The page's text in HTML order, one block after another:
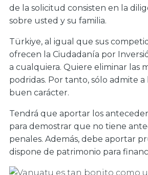
de la solicitud consisten en la
sobre usted y su familia.
Türkiye, al igual que sus
ofrecen la Ciudadanía por
a cualquiera. Quiere eliminar las
podridas. Por tanto, sólo admite
buen carácter.
Tendrá que aportar los
para demostrar que no tiene
penales. Además, debe aportar
dispone de patrimonio para